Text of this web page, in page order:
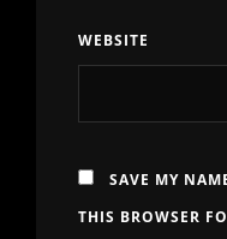
WEBSITE
SAVE MY
THIS BROWSER